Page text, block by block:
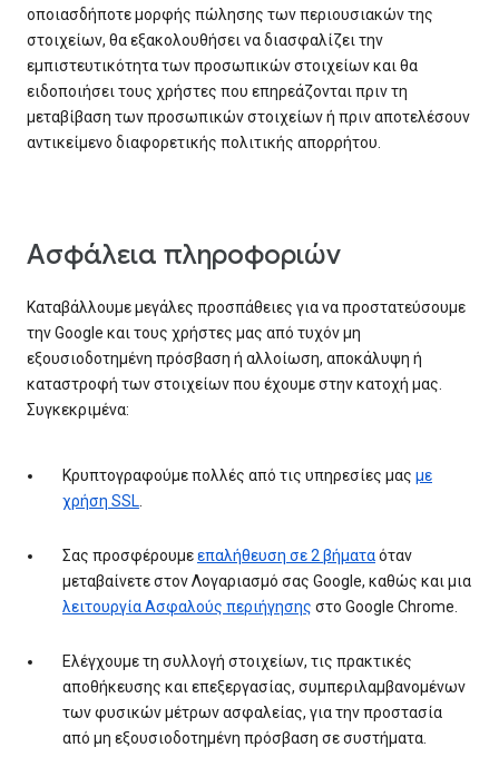
οποιασδήποτε μορφής πώλησης των περιουσιακών της
στοιχείων, θα εξακολουθήσει να διασφαλίζει την
εμπιστευτικότητα των προσωπικών στοιχείων και θα
ειδοποιήσει τους χρήστες που επηρεάζονται πριν τη
μεταβίβαση των προσωπικών στοιχείων ή πριν αποτελέσουν
αντικείμενο διαφορετικής πολιτικής απορρήτου.
Ασφάλεια πληροφοριών
Καταβάλλουμε μεγάλες προσπάθειες για να προστατεύσουμε
την Google και τους χρήστες μας από τυχόν μη
εξουσιοδοτημένη πρόσβαση ή αλλοίωση, αποκάλυψη ή
καταστροφή των στοιχείων που έχουμε στην κατοχή μας.
Συγκεκριμένα:
Κρυπτογραφούμε πολλές από τις υπηρεσίες μας με
χρήση SSL.
Σας προσφέρουμεεπαλήθευση σε 2 βήματαόταν
μεταβαίνετε στον Λογαριασμό σας Google, καθώς και μια
λειτουργία Ασφαλούς περιήγησης στο Google Chrome.
Ελέγχουμε τη συλλογή στοιχείων, τις πρακτικές
αποθήκευσης και επεξεργασίας, συμπεριλαμβανομένων
των φυσικών μέτρων ασφαλείας, για την προστασία
από μη εξουσιοδοτημένη πρόσβαση σε συστήματα.